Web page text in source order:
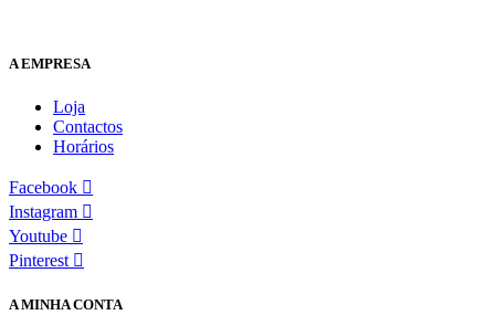
A EMPRESA
Loja
Contactos
Horários
Facebook
Instagram
Youtube
Pinterest
A MINHA CONTA